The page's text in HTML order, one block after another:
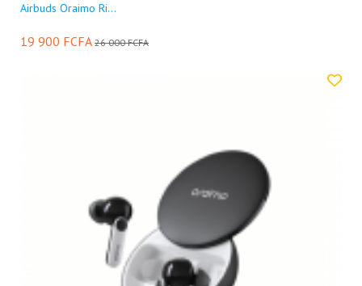
Airbuds Oraimo Ri...
19 900 FCFA 26 000 FCFA